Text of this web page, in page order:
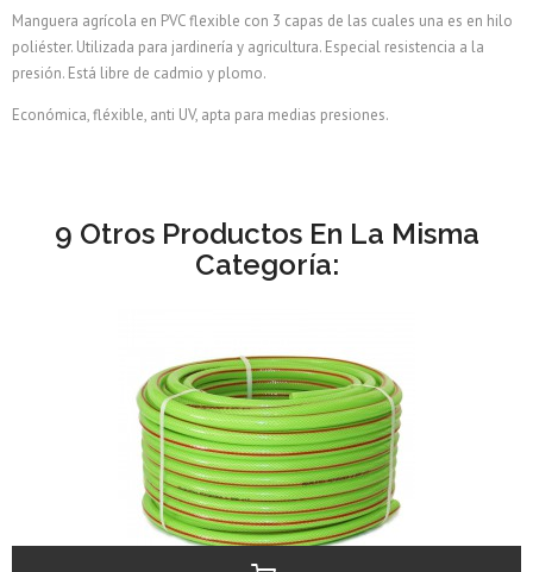
Manguera agrícola en PVC flexible con 3 capas de las cuales una es en hilo
poliéster. Utilizada para jardinería y agricultura. Especial resistencia a la
presión. Está libre de cadmio y plomo.
Económica, fléxible, anti UV, apta para medias presiones.
9 Otros Productos En La Misma
Categoría: